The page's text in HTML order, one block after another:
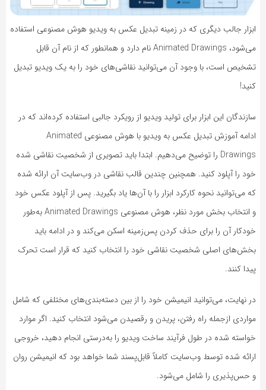
ابزار جالب دیگری که در زمینه تبدیل عکس به ویدیو هوش مصنوعی استفاده
می‌شود، Animated Drawings نام دارد و همانطور که از نام آن قابل
تشخیص است، با وجود آن می‌توانید نقاشی‌های خود را به یک ویدیو تبدیل
کنید!
سازندگان این ابزار برای تولید ویدیو از رویکرد جالبی استفاده کرده‌اند که در
ادامه آموزش تبدیل عکس به ویدیو با هوش مصنوعی Animated
Drawings را توضیح می‌دهیم. ابتدا باید تصویری از شخصیت نقاشی شده
خود را آپلود کنید. همچنین چندین قالب نقاشی در وب‌سایت آن ارائه شده
که می‌توانید نحوه کارکرد ابزار را با آن‌ها یاد بگیرید. پس از آپلود عکس خود
و انتخاب بخش مورد نظر، هوش مصنوعی Animated Drawings به‌طور
خودکار آن را برای حذف کردن پس‌زمینه اسکن می‌کند و در ادامه باید
بخش‌های اصلی شخصیت نقاشی خود را انتخاب کنید که قرار است تحرک
پیدا کنند.
در نهایت، می‌توانید انیمیشن خود را از بین دسته‌بندی‌های مختلفی که شامل
مواردی ازجمله راه رفتن، پریدن و رقصیدن می‌شود انتخاب کنید. اگر موارد
خواسته شده در طول فرآیند ساخت ویدیو را به‌درستی انجام دهید، خروجی
ارائه شده توسط وب‌سایت کاملاً قابل‌پسند شما خواهد بود که انیمیشن روان
و حس‌پذیری را شامل می‌شود.